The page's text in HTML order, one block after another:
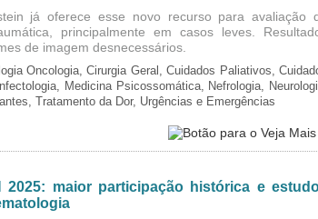
já oferece esse novo recurso para avaliação
principalmente em casos leves.
de imagem desnecessários.
Oncologia, Cirurgia Geral, Cuidados Paliativos,
Medicina Psicossomática, Nefrologia,
Tratamento da Dor, Urgências e Emergências
2025: maior participação histórica e